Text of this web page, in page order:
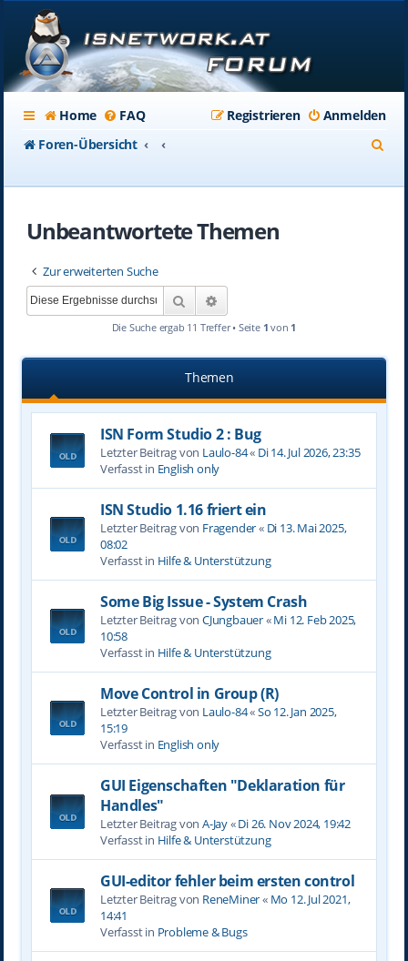
Home FAQ Anmelden
Registrieren
Foren-Übersicht
Unbeantwortete Themen
Zur erweiterten Suche
Suche
Die Suche ergab 11 Treffer • Seite 1 von 1
Themen
ISN Form Studio 2 : Bug
Letzter Beitrag von Laulo-84« Di 14. Jul 2026, 23:35
Verfasst in English only
ISN Studio 1.16 friert ein
Letzter Beitrag von Fragender« Di 13. Mai 2025,
08:02
Verfasst in Hilfe & Unterstützung
Some Big Issue - System Crash
Letzter Beitrag von CJungbauer«Mi 12. Feb 2025,
10:58
Verfasst in Hilfe & Unterstützung
Move Control in Group (R)
Letzter Beitrag von Laulo-84«So 12. Jan 2025,
15:19
Verfasst in English only
GUI Eigenschaften "Deklaration für
Handles"
Letzter Beitrag von A-Jay«Di 26. Nov 2024, 19:42
Verfasst in Hilfe & Unterstützung
GUI-editor fehler beim ersten control
Letzter Beitrag von ReneMiner« Mo 12. Jul 2021,
14:41
Verfasst in Probleme & Bugs